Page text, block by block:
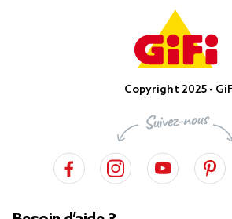
Copyright 2025 -